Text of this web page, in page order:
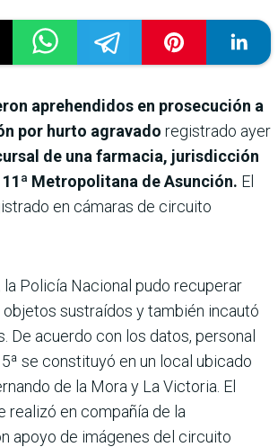
aprehendidos en prosecución a
por hurto agravado registrado ayer
de una farmacia, jurisdicción
Metropolitana de Asunción. El
en cámaras de circuito
la Policía Nacional pudo recuperar
sustraídos y también incautó
De acuerdo con los datos, personal
se constituyó en un local ubicado
de la Mora y La Victoria. El
realizó en compañía de la
apoyo de imágenes del circuito